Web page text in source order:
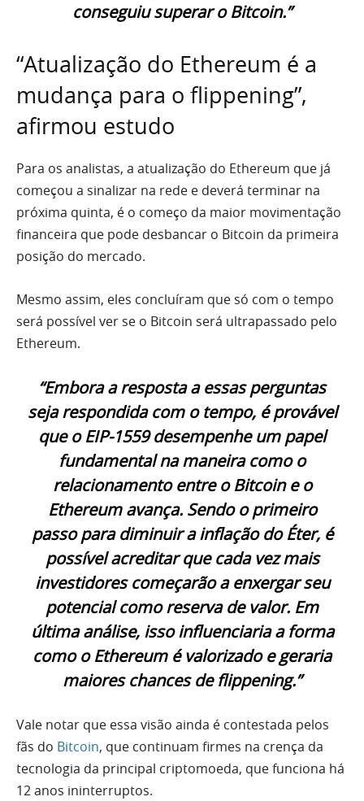
conseguiu superar o Bitcoin.”
“Atualização do Ethereum é a
mudança para o flippening”,
afirmou estudo
Para os analistas, a atualização do Ethereum que já
começou a sinalizar na rede e deverá terminar na
próxima quinta, é o começo da maior movimentação
financeira que pode desbancar o Bitcoin da primeira
posição do mercado.
Mesmo assim, eles concluíram que só com o tempo
será possível ver se o Bitcoin será ultrapassado pelo
Ethereum.
“Embora a resposta a essas perguntas
seja respondida com o tempo, é provável
que o EIP-1559 desempenhe um papel
fundamental na maneira como o
relacionamento entre o Bitcoin e o
Ethereum avança. Sendo o primeiro
passo para diminuir a inflação do Éter, é
possível acreditar que cada vez mais
investidores começarão a enxergar seu
potencial como reserva de valor. Em
última análise, isso influenciaria a forma
como o Ethereum é valorizado e geraria
maiores chances de flippening.”
Vale notar que essa visão ainda é contestada pelos
fãs do Bitcoin, que continuam firmes na crença da
tecnologia da principal criptomoeda, que funciona há
12 anos ininterruptos.